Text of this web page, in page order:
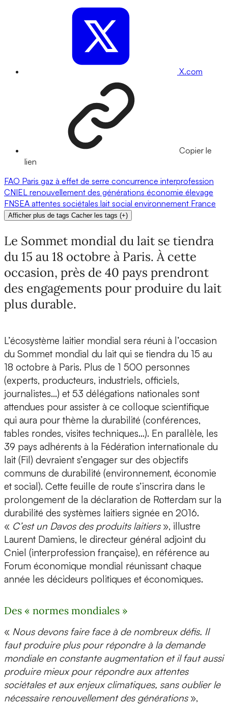
X.com
Copier le
lien
FAO Paris gaz à effet de serre concurrence interprofession
CNIEL renouvellement des générations économie élevage
FNSEA attentes sociétales lait social environnement France
Afficher plus de tags Cacher les tags (+)
Le Sommet mondial du lait se tiendra
du 15 au 18 octobre à Paris. À cette
occasion, près de 40 pays prendront
des engagements pour produire du lait
plus durable.
L’écosystème laitier mondial sera réuni à l’occasion
du Sommet mondial du lait qui se tiendra du 15 au
18 octobre à Paris. Plus de 1 500 personnes
(experts, producteurs, industriels, officiels,
journalistes…) et 53 délégations nationales sont
attendues pour assister à ce colloque scientifique
qui aura pour thème la durabilité (conférences,
tables rondes, visites techniques…). En parallèle, les
39 pays adhérents à la Fédération internationale du
lait (Fil) devraient s’engager sur des objectifs
communs de durabilité (environnement, économie
et social). Cette feuille de route s’inscrira dans le
prolongement de la déclaration de Rotterdam sur la
durabilité des systèmes laitiers signée en 2016.
« C’est un Davos des produits laitiers», illustre
Laurent Damiens, le directeur général adjoint du
Cniel (interprofession française), en référence au
Forum économique mondial réunissant chaque
année les décideurs politiques et économiques.
Des « normes mondiales »
« Nous devons faire face à de nombreux défis. Il
faut produire plus pour répondre à la demande
mondiale en constante augmentation et il faut aussi
produire mieux pour répondre aux attentes
sociétales et aux enjeux climatiques, sans oublier le
nécessaire renouvellement des générations»,